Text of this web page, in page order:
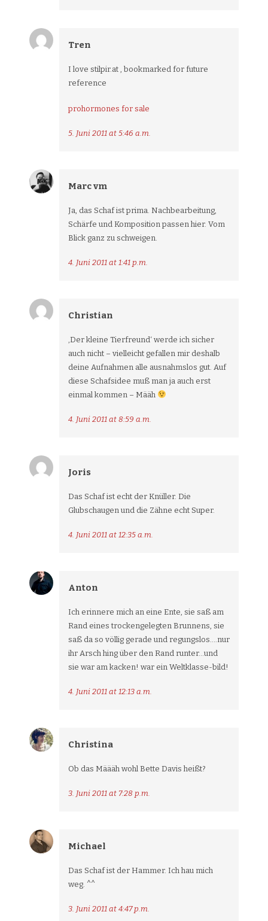
Tren
I love stilpir.at , bookmarked for future
reference
prohormones for sale
5. Juni 2011 at 5:46 a.m.
Marc vm
Ja, das Schaf ist prima. Nachbearbeitung,
Schärfe und Komposition passen hier. Vom
Blick ganz zu schweigen.
4. Juni 2011 at 1:41 p.m.
Christian
‚Der kleine Tierfreund‘ werde ich sicher
auch nicht – vielleicht gefallen mir deshalb
deine Aufnahmen alle ausnahmslos gut. Auf
diese Schafsidee muß man ja auch erst
einmal kommen – Määh
4. Juni 2011 at 8:59 a.m.
Joris
Das Schaf ist echt der Knüller. Die
Glubschaugen und die Zähne echt Super.
4. Juni 2011 at 12:35 a.m.
Anton
Ich erinnere mich an eine Ente, sie saß am
Rand eines trockengelegten Brunnens, sie
saß da so völlig gerade und regungslos….nur
ihr Arsch hing über den Rand runter…und
sie war am kacken! war ein Weltklasse-bild!
4. Juni 2011 at 12:13 a.m.
Christina
Ob das Määäh wohl Bette Davis heißt?
3. Juni 2011 at 7:28 p.m.
Michael
Das Schaf ist der Hammer. Ich hau mich
weg. ^^
3. Juni 2011 at 4:47 p.m.